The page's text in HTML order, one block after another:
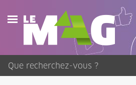
Actualités
Agenda